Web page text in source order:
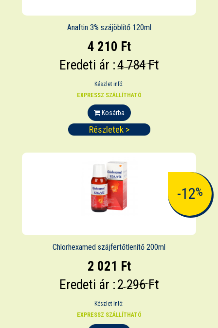
Anaftin 3% szájöblítő 120ml
4 210 Ft
Eredeti ár :4 784 Ft
Készlet infó:
EXPRESSZ SZÁLLÍTHATÓ
Kosárba
Részletek >
-12%
Chlorhexamed szájfertőtlenítő 200ml
2 021 Ft
Eredeti ár :2 296 Ft
Készlet infó:
EXPRESSZ SZÁLLÍTHATÓ